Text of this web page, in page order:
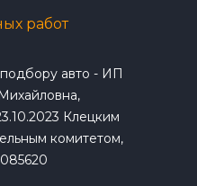
работ
авто - ИП
Клецким
комитетом,